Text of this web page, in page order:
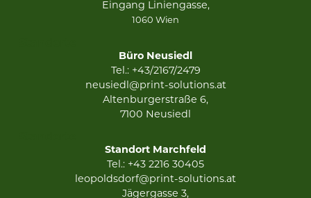
Eingang Liniengasse,
1060 Wien
Büro Neusiedl
Tel.: +43/2167/2479
neusiedl@print-solutions.at
Altenburgerstraße 6,
7100 Neusiedl
Standort Marchfeld
Tel.: +43 2216 30405
leopoldsdorf@print-solutions.at
Jägergasse 3,